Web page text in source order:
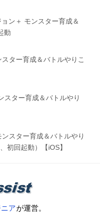
ン＋ モンスター育成＆
動
ター育成＆バトルやりこ
スター育成＆バトルやり
スター育成＆バトルやり
初回起動）【iOS】
アが運営。